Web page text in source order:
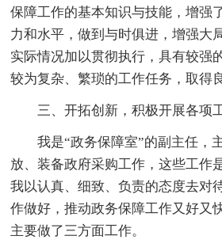
保障工作的基本知识与技能，增强
力和水平，做到与时俱进，增强大
实际情况加以贯彻执行，具有较强
较为复杂、繁琐的工作任务，取得
三、开拓创新，积极开展各项
我是“政务保障室”的副主任，
放、装备政府采购工作，这些工作
我以认真、细致、负责的态度去对
作做好，推动政务保障工作又好又
主要做了三方面工作。